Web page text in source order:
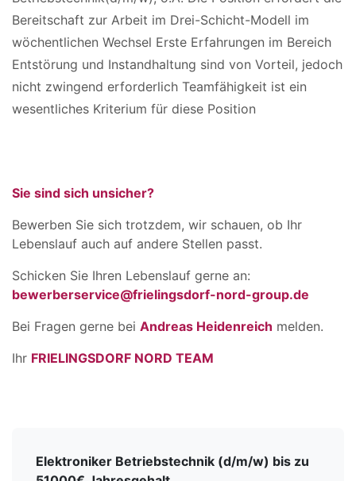
Bereitschaft zur Arbeit im Drei-Schicht-Modell im
wöchentlichen Wechsel Erste Erfahrungen im Bereich
Entstörung und Instandhaltung sind von Vorteil, jedoch
nicht zwingend erforderlich Teamfähigkeit ist ein
wesentliches Kriterium für diese Position
Sie sind sich unsicher?
Bewerben Sie sich trotzdem, wir schauen, ob Ihr
Lebenslauf auch auf andere Stellen passt.
Schicken Sie Ihren Lebenslauf gerne an:
bewerberservice@frielingsdorf-nord-group.de
Bei Fragen gerne bei Andreas Heidenreich melden.
Ihr FRIELINGSDORF NORD TEAM
Elektroniker Betriebstechnik (d/m/w) bis zu